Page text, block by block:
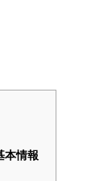
本情報